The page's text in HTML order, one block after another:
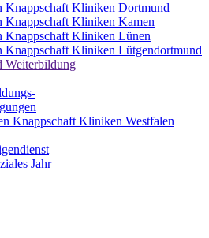
Knappschaft Kliniken Dortmund
Knappschaft Kliniken Kamen
Knappschaft Kliniken Lünen
Knappschaft Kliniken Lütgendortmund
Weiterbildung
Knappschaft Kliniken Westfalen
Jahr